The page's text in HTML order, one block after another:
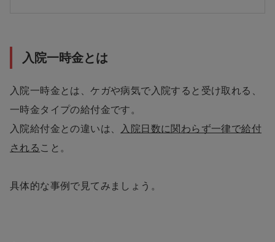
入院一時金とは
入院一時金とは、ケガや病気で入院すると受け取れる、
一時金タイプの給付金です。
入院給付金との違いは、
入院日数に関わらず一律で給付
される こと。
具体的な事例で見てみましょう。